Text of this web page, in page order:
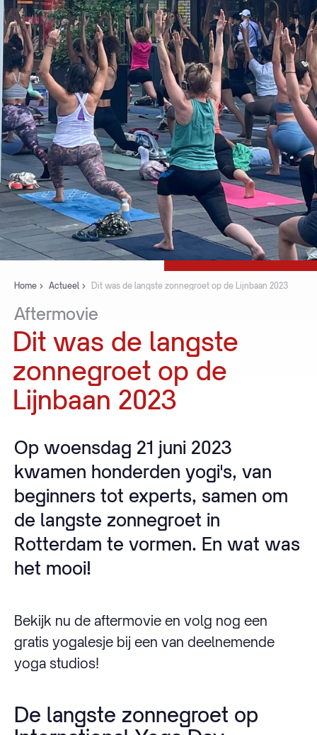
Home Actueel Dit was de langste zonnegroet op de Lijnbaan 2023
Aftermovie
Dit was de langste
zonnegroet op de
Lijnbaan 2023
Op woensdag 21 juni 2023
kwamen honderden yogi's, van
beginners tot experts, samen om
de langste zonnegroet in
Rotterdam te vormen. En wat was
het mooi!
Bekijk nu de aftermovie en volg nog een
gratis yogalesje bij een van deelnemende
yoga studios!
De langste zonnegroet op